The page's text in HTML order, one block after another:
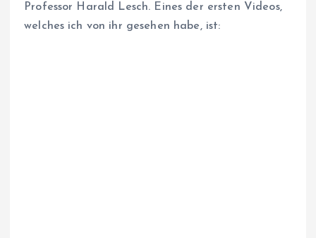
Professor Harald Lesch. Eines der ersten Videos,
welches ich von ihr gesehen habe, ist: